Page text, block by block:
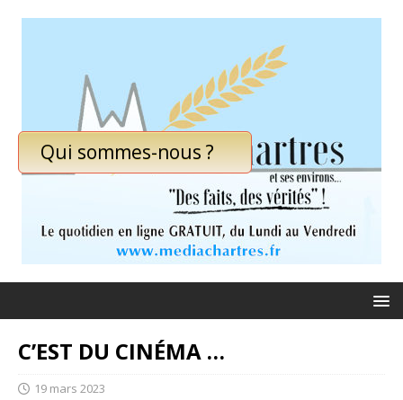
Qui sommes-nous ?
C’EST DU CINÉMA …
19 mars 2023